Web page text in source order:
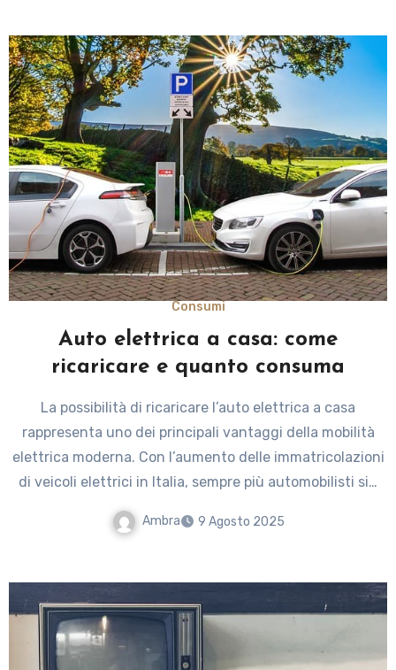
Consumi
Auto elettrica a casa: come
ricaricare e quanto consuma
La possibilità di ricaricare l’auto elettrica a casa
rappresenta uno dei principali vantaggi della mobilità
elettrica moderna. Con l’aumento delle immatricolazioni
di veicoli elettrici in Italia, sempre più automobilisti si…
Ambra 9 Agosto 2025